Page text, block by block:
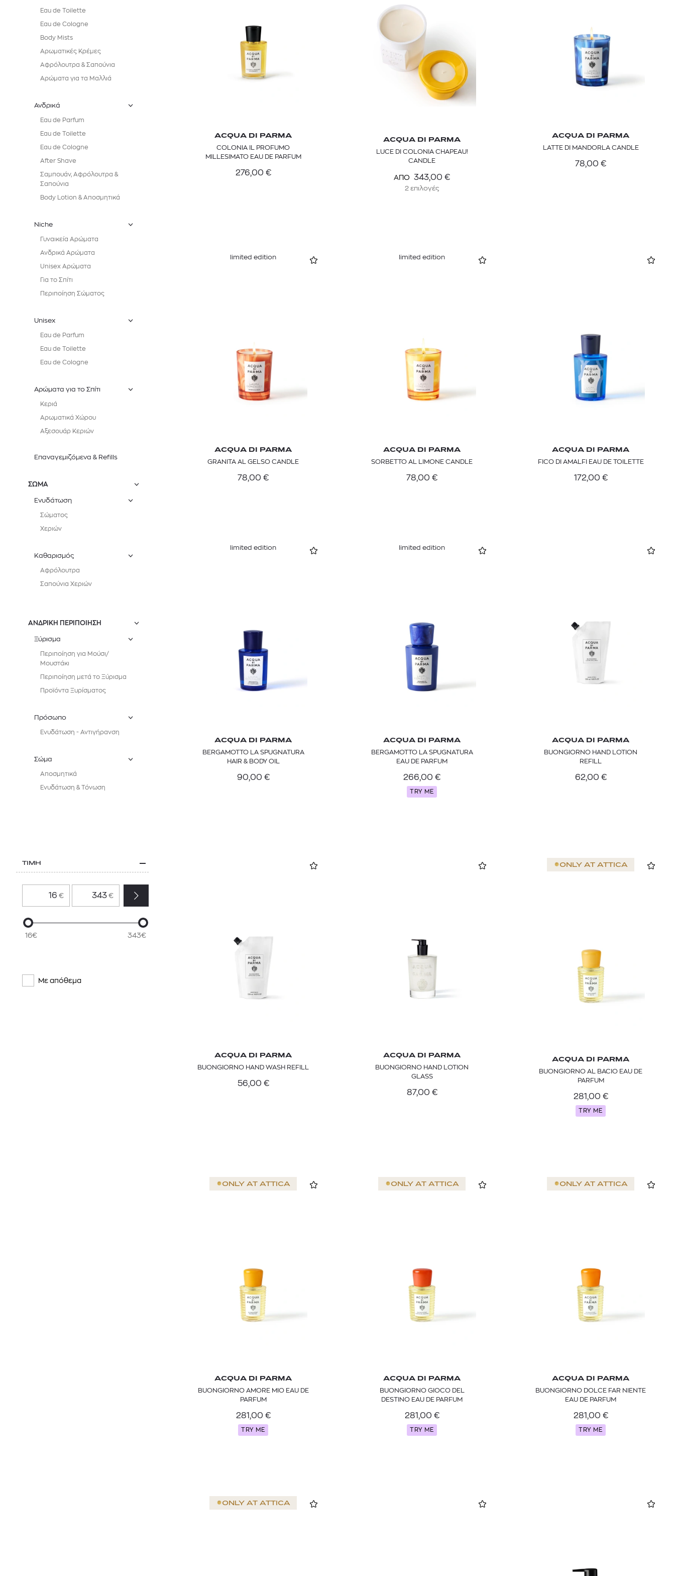
TOM FORD
365,00 € OFFER
ΓΥΑΛΙΑ ΗΛΙΟΥ A52S/ZVN4I0/52
MC2 SAINT BARTH
ΑΝΔΡΙΚΟ ΜΑΓΙΟ ΣΟΡΤΣ DIOR FOREVER NUDE BRONZE POWDER BRONZER IN NATURAL GLOW OR MATTE FINISH | 04 Warm
Eau de Toilette
Eau de Cologne
Body Mists
Αρωματικές Κρέμες
Αφρόλουτρα & Σαπούνια
Αρώματα για τα Μαλλιά
Ανδρικά
Eau de Parfum
Eau de Toilette
Eau de Cologne
After Shave
Σαμπουάν, Αφρόλουτρα &
Σαπούνια
Body Lotion & Αποσμητικά
Niche
Γυναικεία Αρώματα
Ανδρικά Αρώματα
Unisex Αρώματα
Για το Σπίτι
Περιποίηση Σώματος
Unisex
Eau de Parfum
Eau de Toilette
Eau de Cologne
Αρώματα για το Σπίτι
Κεριά
Αρωματικά Χώρου
Αξεσουάρ Κεριών
Επαναγεμιζόμενα & Refills
ΣΩΜΑ
Ενυδάτωση
Σώματος
Χεριών
Καθαρισμός
Αφρόλουτρα
Σαπούνια Χεριών
ΑΝΔΡΙΚΗ ΠΕΡΙΠΟΙΗΣΗ
Ξύρισμα
Περιποίηση για Μούσι/
Μουστάκι
Περιποίηση μετά το Ξύρισμα
Προϊόντα Ξυρίσματος
Πρόσωπο
Ενυδάτωση - Αντιγήρανση
Σώμα
Αποσμητικά
Ενυδάτωση & Τόνωση
ΤΙΜΗ
€ €
16€ 343€
Με απόθεμα
ACQUA DI PARMA
COLONIA IL PROFUMO
MILLESIMATO EAU DE PARFUM
276,00 €
ACQUA DI PARMA
LUCE DI COLONIA CHAPEAU!
CANDLE
ΑΠΟ 343,00 €
2 επιλογές
ACQUA DI PARMA
LATTE DI MANDORLA CANDLE
78,00 €
limited edition
ACQUA DI PARMA
GRANITA AL GELSO CANDLE
78,00 €
limited edition
ACQUA DI PARMA
SORBETTO AL LIMONE CANDLE
78,00 €
ACQUA DI PARMA
FICO DI AMALFI EAU DE TOILETTE
172,00 €
limited edition
ACQUA DI PARMA
BERGAMOTTO LA SPUGNATURA
HAIR & BODY OIL
90,00 €
limited edition
ACQUA DI PARMA
BERGAMOTTO LA SPUGNATURA
EAU DE PARFUM
266,00 €
TRY ME
ACQUA DI PARMA
BUONGIORNO HAND LOTION
REFILL
62,00 €
ACQUA DI PARMA
BUONGIORNO HAND WASH REFILL
56,00 €
ACQUA DI PARMA
BUONGIORNO HAND LOTION
GLASS
87,00 €
ONLY AT ATTICA
ACQUA DI PARMA
BUONGIORNO AL BACIO EAU DE
PARFUM
281,00 €
TRY ME
ONLY AT ATTICA
ACQUA DI PARMA
BUONGIORNO AMORE MIO EAU DE
PARFUM
281,00 €
TRY ME
ONLY AT ATTICA
ACQUA DI PARMA
BUONGIORNO GIOCO DEL
DESTINO EAU DE PARFUM
281,00 €
TRY ME
ONLY AT ATTICA
ACQUA DI PARMA
BUONGIORNO DOLCE FAR NIENTE
EAU DE PARFUM
281,00 €
TRY ME
ONLY AT ATTICA